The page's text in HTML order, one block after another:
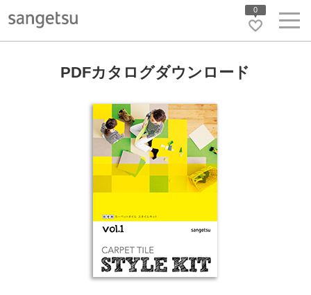
0
PDFカタログダウンロード